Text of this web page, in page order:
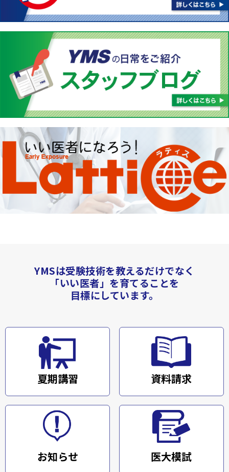
YMSは受験技術を教えるだけでなく
「いい医者」を育てることを
目標にしています。
夏期講習 資料請求
お知らせ 医大模試